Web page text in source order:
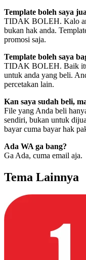
Template boleh saya
TIDAK BOLEH. Kalo
bukan hak anda.
promosi saja.
Template boleh saya
TIDAK BOLEH. Baik
untuk anda yang beli.
percetakan lain.
Kan saya sudah beli,
File yang Anda beli
sendiri, bukan untuk
bayar cuma bayar hak
Ada WA ga bang?
Ga Ada, cuma email aja.
Tema Lainnya